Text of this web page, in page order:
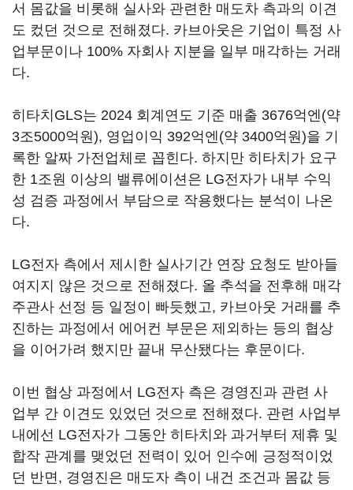
서 몸값을 비롯해 실사와 관련한 매도차 측과의 이견
도 컸던 것으로 전해졌다. 카브아웃은 기업이 특정 사
업부문이나 100% 자회사 지분을 일부 매각하는 거래
다.
히타치GLS는 2024 회계연도 기준 매출 3676억엔(약
3조5000억원), 영업이익 392억엔(약 3400억원)을 기
록한 알짜 가전업체로 꼽힌다. 하지만 히타치가 요구
한 1조원 이상의 밸류에이션은 LG전자가 내부 수익
성 검증 과정에서 부담으로 작용했다는 분석이 나온
다.
LG전자 측에서 제시한 실사기간 연장 요청도 받아들
여지지 않은 것으로 전해졌다. 올 추석을 전후해 매각
주관사 선정 등 일정이 빠듯했고, 카브아웃 거래를 추
진하는 과정에서 에어컨 부문은 제외하는 등의 협상
을 이어가려 했지만 끝내 무산됐다는 후문이다.
이번 협상 과정에서 LG전자 측은 경영진과 관련 사
업부 간 이견도 있었던 것으로 전해졌다. 관련 사업부
내에선 LG전자가 그동안 히타치와 과거부터 제휴 및
합작 관계를 맺었던 전력이 있어 인수에 긍정적이었
던 반면, 경영진은 매도자 측이 내건 조건과 몸값 등